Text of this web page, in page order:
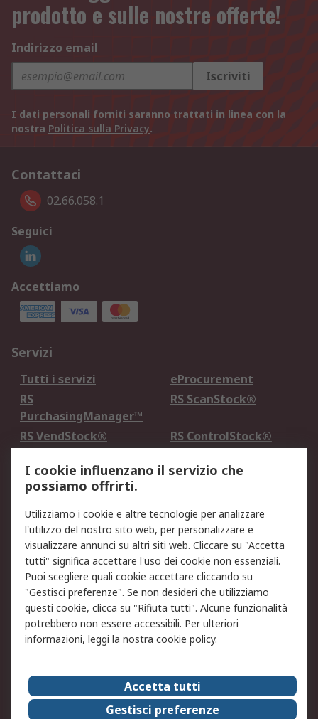
prodotto e sulle nostre offerte!
Indirizzo email
Iscriviti
I dati personali forniti saranno trattati in linea con la
nostra Politica sulla Privacy.
Contattaci
02.66.058.1
Seguici
Accettiamo
Servizi
Tutti i servizi
eProcurement
RS
PurchasingManager™
RS ScanStock®
RS VendStock®
RS ControlStock®
Legale
Informativa Cookie
Informativa Privacy -
Aggiornata
Email Security
Termini d'uso
Condizioni di vendita
Condizioni generali di
servizio
Etica e responsabilità
Chi Siamo
Chi Siamo
Contattaci
Supporto
ESG
Carriere
RS Group
I cookie influenzano il servizio che
possiamo offrirti.
Utilizziamo i cookie e altre tecnologie per analizzare
l'utilizzo del nostro sito web, per personalizzare e
visualizzare annunci su altri siti web. Cliccare su "Accetta
tutti" significa accettare l'uso dei cookie non essenziali.
Puoi scegliere quali cookie accettare cliccando su
"Gestisci preferenze". Se non desideri che utilizziamo
questi cookie, clicca su "Rifiuta tutti". Alcune funzionalità
potrebbero non essere accessibili. Per ulteriori
informazioni, leggi la nostra cookie policy.
Accetta tutti
Gestisci preferenze